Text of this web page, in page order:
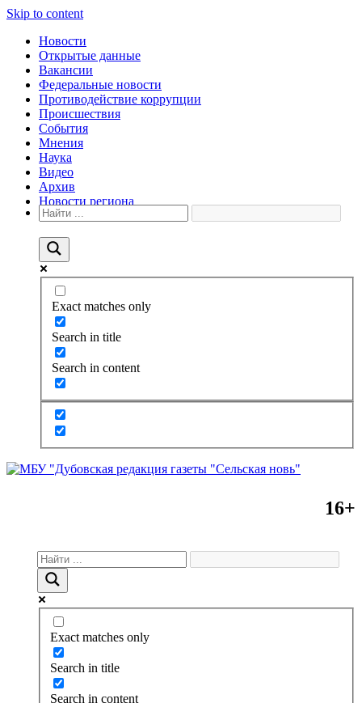
Skip to content
Новости
Открытые данные
Вакансии
Федеральные новости
Противодействие коррупции
Происшествия
События
Мнения
Наука
Видео
Архив
Новости региона
Exact matches only
Search in title
Search in content
16+
Exact matches only
Search in title
Search in content